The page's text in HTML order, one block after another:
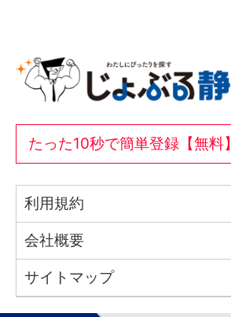
たった10秒で簡単登録【無料】
利用規約
会社概要
サイトマップ